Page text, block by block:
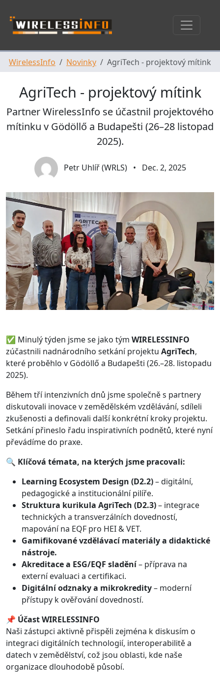
Skip navigation
WirelessInfo Novinky AgriTech - projektový mítink
AgriTech - projektový mítink
Partner WirelessInfo se účastnil projektového
mítinku v Gödöllő a Budapešti (26–28 listopad
2025).
Petr Uhlíř (WRLS) • Dec. 2, 2025
✅ Minulý týden jsme se jako tým WIRELESSINFO
zúčastnili nadnárodního setkání projektu AgriTech,
které proběhlo v Gödöllő a Budapešti (26.–28. listopadu
2025).
Během tří intenzivních dnů jsme společně s partnery
diskutovali inovace v zemědělském vzdělávání, sdíleli
zkušenosti a definovali další konkrétní kroky projektu.
Setkání přineslo řadu inspirativních podnětů, které nyní
převádíme do praxe.
🔍 Klíčová témata, na kterých jsme pracovali:
Learning Ecosystem Design (D2.2)– digitální,
pedagogické a institucionální pilíře.
Struktura kurikula AgriTech (D2.3)– integrace
technických a transverzálních dovedností,
mapování na EQF pro HEI & VET.
Gamifikované vzdělávací materiály a didaktické
nástroje.
Akreditace a ESG/EQF sladění– příprava na
externí evaluaci a certifikaci.
Digitální odznaky a mikrokredity– moderní
přístupy k ověřování dovedností.
📌 Účast WIRELESSINFO
Naši zástupci aktivně přispěli zejména k diskusím o
integraci digitálních technologií, interoperabilitě a
datech v zemědělství, což jsou oblasti, kde naše
organizace dlouhodobě působí.